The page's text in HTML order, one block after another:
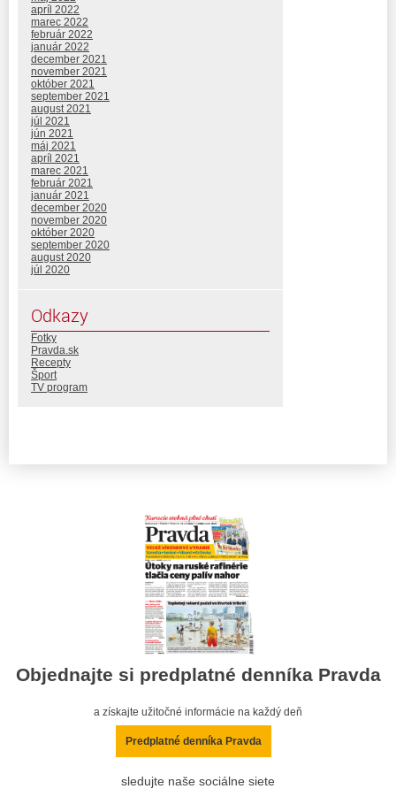
apríl 2022
marec 2022
február 2022
január 2022
december 2021
november 2021
október 2021
september 2021
august 2021
júl 2021
jún 2021
máj 2021
apríl 2021
marec 2021
február 2021
január 2021
december 2020
november 2020
október 2020
september 2020
august 2020
júl 2020
Odkazy
Fotky
Pravda.sk
Recepty
Šport
TV program
Objednajte si predplatné denníka Pravda
a získajte užitočné informácie na každý deň
Predplatné denníka Pravda
sledujte naše sociálne siete